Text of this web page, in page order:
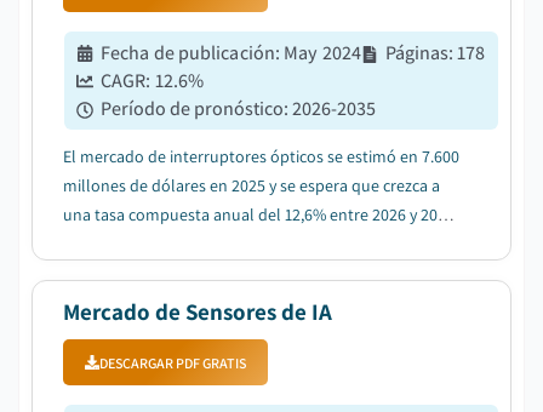
Fecha de publicación: May 2024 Páginas:178
CAGR: 12.6%
Período de pronóstico:2026-2035
El mercado de interruptores ópticos se estimó en 7.600
millones de dólares en 2025 y se espera que crezca a
una tasa compuesta anual del 12,6% entre 2026 y 2035,
Mercado de Sensores de IA
DESCARGAR PDF GRATIS